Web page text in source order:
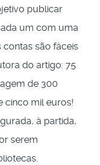
publicar
um com uma
são fáceis
do artigo: 75
de 300
cinco mil euros!
à partida,
serem